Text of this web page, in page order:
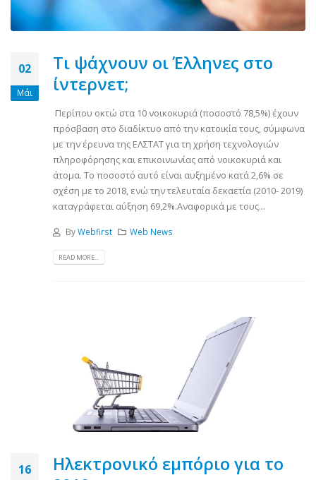
02
Μάι
Τι ψάχνουν οι Έλληνες στο
ίντερνετ;
Περίπου οκτώ στα 10 νοικοκυριά (ποσοστό 78,5%) έχουν
πρόσβαση στο διαδίκτυο από την κατοικία τους, σύμφωνα
με την έρευνα της ΕΛΣΤΑΤ για τη χρήση τεχνολογιών
πληροφόρησης και επικοινωνίας από νοικοκυριά και
άτομα. Το ποσοστό αυτό είναι αυξημένο κατά 2,6% σε
σχέση με το 2018, ενώ την τελευταία δεκαετία (2010- 2019)
καταγράφεται αύξηση 69,2%.Αναφορικά με τους...
ByWebfirst Web News
READ MORE...
16
Ηλεκτρονικό εμπόριο για το